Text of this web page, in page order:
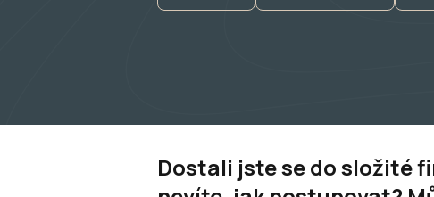
Dostali jste se do složité